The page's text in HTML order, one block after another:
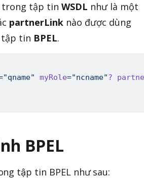
trong tập tin WSDL như là một
partnerLink nào được dùng
tin BPEL.
"qname" myRole="ncname"?
BPEL
tập tin BPEL như sau: